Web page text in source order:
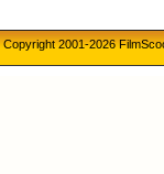
Copyright 2001-2026